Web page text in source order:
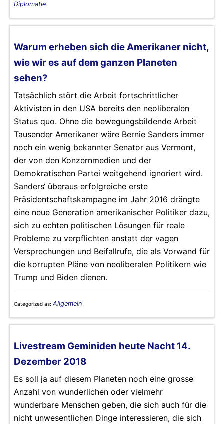
Diplomatie
Warum erheben sich die Amerikaner nicht,
wie wir es auf dem ganzen Planeten
sehen?
Tatsächlich stört die Arbeit fortschrittlicher
Aktivisten in den USA bereits den neoliberalen
Status quo. Ohne die bewegungsbildende Arbeit
Tausender Amerikaner wäre Bernie Sanders immer
noch ein wenig bekannter Senator aus Vermont,
der von den Konzernmedien und der
Demokratischen Partei weitgehend ignoriert wird.
Sanders‘ überaus erfolgreiche erste
Präsidentschaftskampagne im Jahr 2016 drängte
eine neue Generation amerikanischer Politiker dazu,
sich zu echten politischen Lösungen für reale
Probleme zu verpflichten anstatt der vagen
Versprechungen und Beifallrufe, die als Vorwand für
die korrupten Pläne von neoliberalen Politikern wie
Trump und Biden dienen.
Categorized as: Allgemein
Livestream Geminiden heute Nacht 14.
Dezember 2018
Es soll ja auf diesem Planeten noch eine grosse
Anzahl von wunderlichen oder vielmehr
wunderbare Menschen geben, die sich auch für die
nicht unwesentlichen Dinge interessieren, die sich